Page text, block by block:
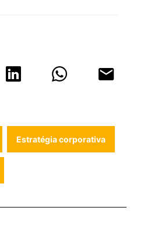
Estratégia corporativa